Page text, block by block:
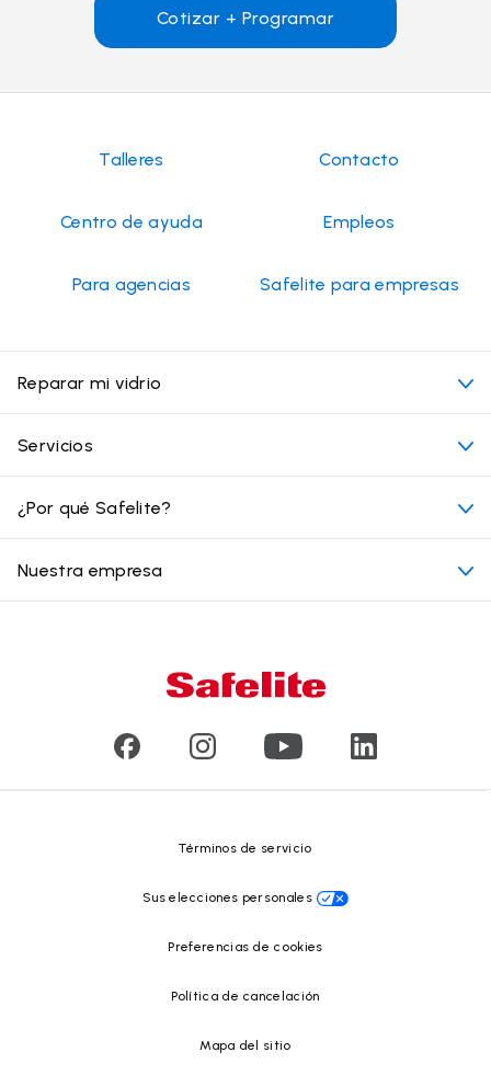
Cotizar + Programar
Talleres Contacto
Centro de ayuda Empleos
Para agencias Safelite para empresas
Reparar mi vidrio
Mi cita
Servicios
Ubicaciones convenientes
Vidrios para vehículos comerciales y de gran tamaño
¿Por qué Safelite?
Por qué elegir Safelite
Reseñas de clientes
Reciclado de vidrio
Nuestra empresa
Safelite Foundation
Términos de servicio
Sus elecciones personales
Preferencias de cookies
Política de cancelación
Mapa del sitio